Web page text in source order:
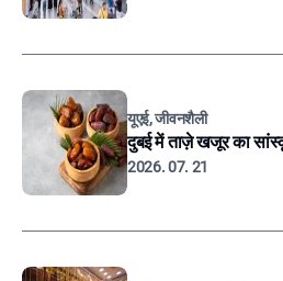
यूएई, जीवनशैली
दुबई में ताज़े खजूर का
2026. 07. 21